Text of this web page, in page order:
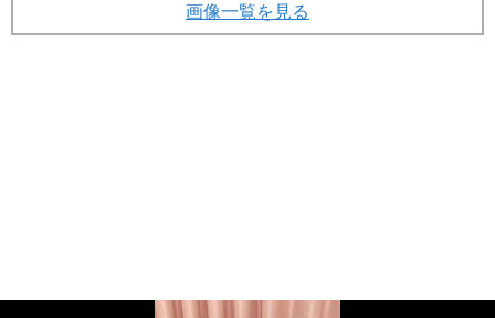
画像一覧を見る